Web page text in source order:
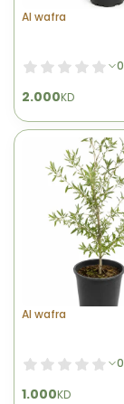
Al wafra
0
2.000KD
Al wafra
0
1.000KD